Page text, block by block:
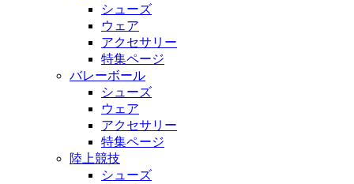
シューズ
ウェア
アクセサリー
特集ページ
バレーボール
シューズ
ウェア
アクセサリー
特集ページ
陸上競技
シューズ